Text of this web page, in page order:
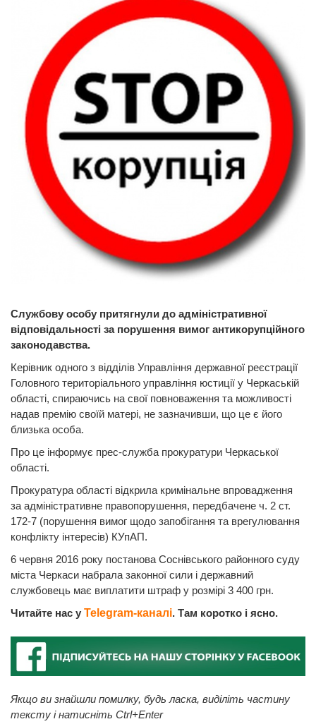
Службову особу притягнули до адміністративної
відповідальності за порушення вимог антикорупційного
законодавства.
Керівник одного з відділів Управління державної реєстрації
Головного територіального управління юстиції у Черкаській
області, спираючись на свої повноваження та можливості
надав премію своїй матері, не зазначивши, що це є його
близька особа.
Про це інформує прес-служба прокуратури Черкаської
області.
Прокуратура області відкрила кримінальне впровадження
за адміністративне правопорушення, передбачене ч. 2 ст.
172-7 (порушення вимог щодо запобігання та врегулювання
конфлікту інтересів) КУпАП.
6 червня 2016 року постанова Соснівського районного суду
міста Черкаси набрала законної сили і державний
службовець має виплатити штраф у розмірі 3 400 грн.
Читайте нас у Telegram-каналі. Там коротко і ясно.
Якщо ви знайшли помилку, будь ласка, виділіть частину
тексту і натисніть Ctrl+Enter